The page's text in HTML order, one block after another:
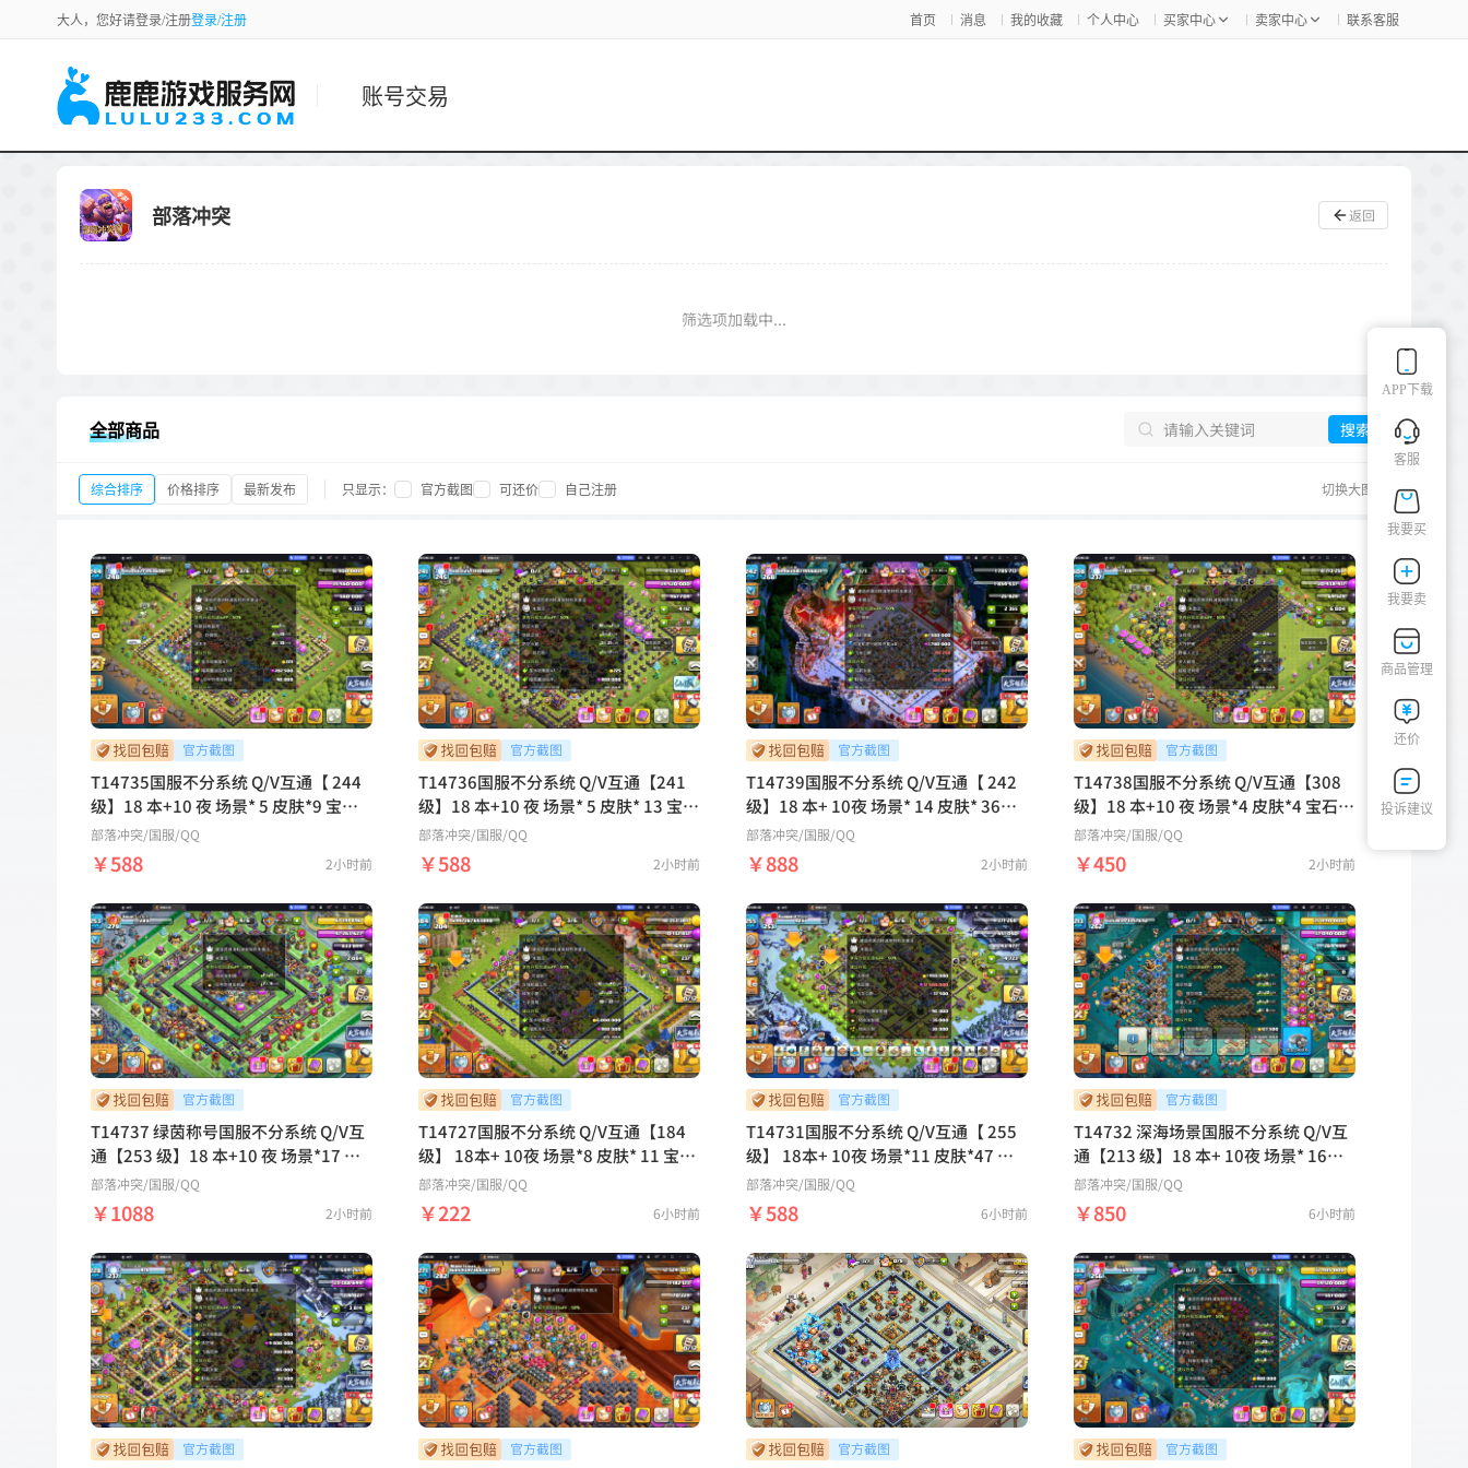
大人，您好请登录/注册登录/注册 首页 消息 我的收藏 个人中心 买家中心 卖家中心 联系客服
账号交易
部落冲突 返回
筛选项加载中...
全部商品 搜索
综合排序 价格排序 最新发布 只显示： 官方截图 可还价 自己注册 切换大图
T14735国服不分系统 Q/V互通【 244
级】18 本+10 夜 场景* 5 皮肤*9 宝石*
4333六王等级：110 110 95 85 55 25
4装备技能：20级拳套 20级冰箭 20级
魔镜 27级火球27 级火箭 繁荣度等级：
248稀有皮肤：电音狂想守护者 场景：
海上基地 幽静丛林 经典陨石村庄 魔法
世界 Clash-A-Rama【鹿鹿游戏服务
网】
部落冲突/国服/QQ
￥588 2小时前
T14736国服不分系统 Q/V互通【241
级】18 本+10 夜 场景* 5 皮肤* 13 宝石
*4112六王等级：110 110 95 85 55 2
5 装备技能： 20级拳套 20 级冰箭 20级
魔镜 26级火球 27 级火箭 繁荣度等级：
245稀有皮肤：碧血傲枪战神 摘星侦查
员女皇 场景：海上基地 幽静丛林 经典
陨石村庄 魔法世界 Clash-A-Rama【鹿
鹿游戏服务网】
部落冲突/国服/QQ
￥588 2小时前
T14739国服不分系统 Q/V互通【 242
级】18 本+ 10夜 场景* 14 皮肤* 36宝
石*2355五王等级：106 105 95 80 55
19 装备技能：27 级拳套 11级冰箭 27
级魔镜 27级火球 27 级火箭 繁荣度等
级：268稀有皮肤：碧血傲枪战神 星海
脉冲蛮王 凌烟武将蛮王 日月当空女皇
谪仙太白守护者 场景：深海秘境 灵蛇
福地 部落工坊 海上基地 冰天雪地 狂野
丛林 像素世界 原始秘地 皇家竞技场 魔
法世界 幽静丛林 哥布林洞窟 Clash-A-R
ama 黑暗时代【鹿鹿游戏服务网】
部落冲突/国服/QQ
￥888 2小时前
T14738国服不分系统 Q/V互通【308
级】18 本+10 夜 场景*4 皮肤*4 宝石*6
804六王等级：103 103 82 77 54 4 装
备技能：1 级拳套 12级冰箭 12级魔镜
9 级火球26 级火箭 繁荣度等级：237稀
有皮肤： 月影仙嫦娥 场景：幽静丛林
像素世界 魔法世界 经典陨石村庄【鹿
鹿游戏服务网】
部落冲突/国服/QQ
￥450 2小时前
T14737 绿茵称号国服不分系统 Q/V互
通【253 级】18 本+10 夜 场景*17 皮
肤* 22 宝石*2084六王等级：110 110
95 85 55 25 装备技能： 27级拳套 23
级冰箭 23级魔镜 27级火球 27级火箭
繁荣度等级：279稀有皮肤：热烈心跳
战神飞鲨公爵 电音狂想守护者 场景：
部落工坊 海上基地 冰天雪地 狂野丛林
幽静丛林 像素世界 原始秘地 皇家竞技
场 魔法世界 缤纷乐园 哥布林洞窟 Clas
h-A-Rama 经典陨石村庄 经典骷髅兵场
景 末日地牢 复古年代 火马仙宫 绿茵荣
耀赛场【鹿鹿游戏服务网】
部落冲突/国服/QQ
￥1088 2小时前
T14727国服不分系统 Q/V互通【184
级】 18本+ 10夜 场景*8 皮肤* 11 宝石
*237六王等级：90 90 62 60 36 12装
备技能：19 级拳套 15 级冰箭 19 级魔
镜 15级火球 21级火箭 繁荣度等级：75
稀有皮肤：热烈心跳战神 燃情律动女皇
电音狂想守护者 场景：部落工坊 海上
基地 冰天雪地 狂野丛林 幽静丛林 像素
世界 原始秘地 皇家竞技场 魔法世界
【鹿鹿游戏服务网】
部落冲突/国服/QQ
￥222 6小时前
T14731国服不分系统 Q/V互通【 255
级】 18本+ 10夜 场景*11 皮肤*47 宝
石*4723六王等级：104 105 92 75 50
1 装备技能： 27级拳套 27 级冰箭1 级
魔镜 27级火球 27级火箭 繁荣度等级：
126场景：部落工坊 海上基地 冰天雪地
狂野丛林 幽静丛林 像素世界 原始秘地
皇家竞技场 魔法世界 哥布林洞窟 Clash
-A-Rama【鹿鹿游戏服务网】
部落冲突/国服/QQ
￥588 6小时前
T14732 深海场景国服不分系统 Q/V互
通【213 级】18 本+ 10夜 场景* 16皮
肤* 19 宝石*518六王等级：109 110 9
5 85 55 25装备技能： 27级拳套 22级
冰箭 27级魔镜 27级火球 27级火箭 繁
荣度等级：262稀有皮肤：燃情律动女
皇 凤鸣千秋女皇 热烈心动战神 场景：
部落工坊 海上基地 冰天雪地 狂野丛林
幽静丛林 像素世界 原始秘地 皇家竞技
场 魔法世界 哥布林洞窟 Clash-A-Ram
a 经典陨石村庄 经典骷髅兵场景 南瓜墓
园 末日地牢 深海秘境【鹿鹿游戏服务
网】
部落冲突/国服/QQ
￥850 6小时前
APP下载
客服
我要买
我要卖
商品管理
还价
投诉建议